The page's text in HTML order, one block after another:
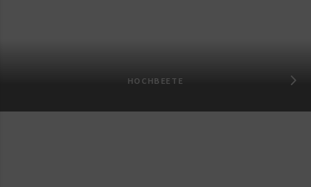
HOCHBEETE